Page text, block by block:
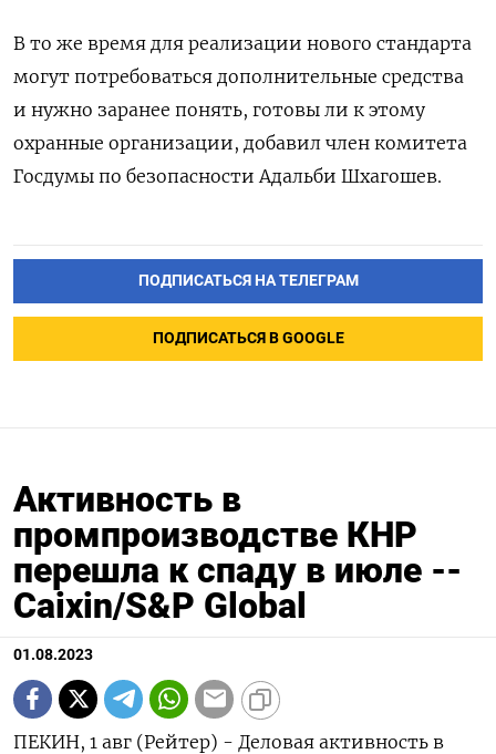
В то же время для реализации нового стандарта
могут потребоваться дополнительные средства
и нужно заранее понять, готовы ли к этому
охранные организации, добавил член комитета
Госдумы по безопасности Адальби Шхагошев.
ПОДПИСАТЬСЯ НА ТЕЛЕГРАМ
ПОДПИСАТЬСЯ В GOOGLE
Активность в
промпроизводстве КНР
перешла к спаду в июле --
Сaixin/S&P Global
01.08.2023
ПЕКИН, 1 авг (Рейтер) - Деловая активность в